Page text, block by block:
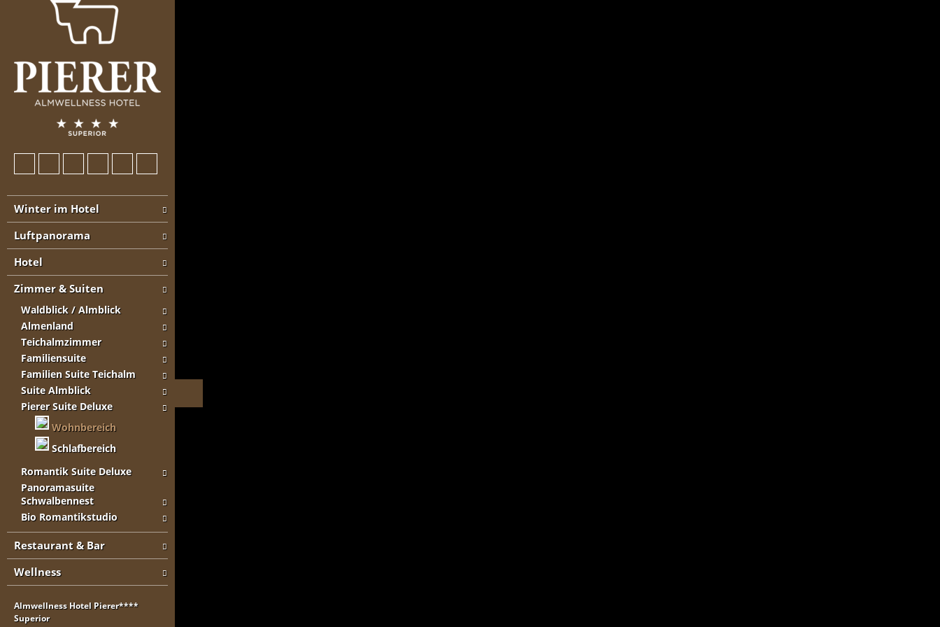
Winter im Hotel
Luftpanorama
Hotel
Zimmer & Suiten
Waldblick / Almblick
Almenland
Teichalmzimmer
Familiensuite
Familien Suite Teichalm
Suite Almblick
Pierer Suite Deluxe
Wohnbereich
Schlafbereich
Romantik Suite Deluxe
Panoramasuite
Schwalbennest
Bio Romantikstudio
Restaurant & Bar
Wellness
Almwellness Hotel Pierer****
Superior